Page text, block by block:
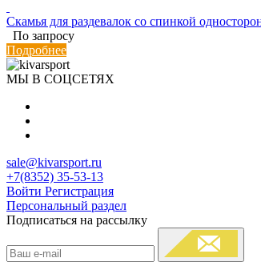
Скамья для раздевалок со спинкой
По запросу
Подробнее
МЫ В СОЦСЕТЯХ
sale@kivarsport.ru
+7(8352) 35-53-13
Войти Регистрация
Персональный раздел
Подписаться на рассылку